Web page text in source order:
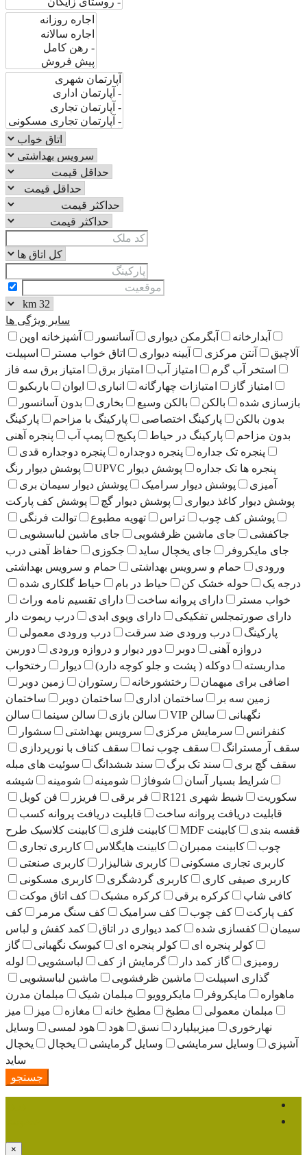
سایر ویژگی ها
آبدارخانه
آبگرمکن دیواری آسانسور
آشپزخانه اوپن
آلاچیق
آنتن مرکزی آیینه دیواری اتاق خواب مستر
اسپیلت
استخر آب گرم
امتیاز آب امتیاز برق
امتیاز برق سه فاز
امتیاز گاز
امتیازات چهارگانه انباری ایوان
باربکیو
بازسازی شده
بالکن بالکن وسیع بخاری
بدون آسانسور
بدون بالکن
پارکینگ اختصاصی پارکینگ با مزاحم
پارکینگ
بدون مزاحم
پارکینگ در حیاط پکیج پمپ آب
پنجره آهنی
پنجره تک جداره
پنجره دوجداره
پنجره دوجداره قدی
پنجره ها تک جداره
پوشش دیوار UPVC
پوشش دیوار رنگ
آمیزی
پوشش دیوار سرامیک
پوشش دیوار سیمان بری
پوشش دیوار کاغذ دیواری
پوشش دیوار گچ
پوشش کف پارکت
پوشش کف چوب
تراس تهویه مطبوع
توالت فرنگی
جاکفشی
جای ماشین ظرفشویی
جای ماشین لباسشویی
جای مایکروفر
جای یخچال ساید جکوزی
حفاظ آهنی درب
ورودی
حمام و سرویس بهداشتی
حمام و سرویس بهداشتی
درجه یک
حوله خشک کن حیاط در بام
حیاط گلکاری شده
خواب مستر
دارای پروانه ساخت
دارای تقسیم نامه وراث
دارای صورتمجلس تفکیکی
دارای ویوی ابدی
درب ریموت دار
پارکینگ
درب ورودی ضد سرقت
درب ورودی معمولی
دروازه آهنی
دوبر دور دیوار و دروازه ورودی
دوربین
مداربسته
دوکله ( پشت و جلو کوچه دارد) دیوار
رختخواب
اضافی برای میهمان
رختشورخانه رستوران
زمین دوبر
زمین سه بر
ساختمان اداری ساختمان دوبر
ساختمان
نگهبانی
سالن VIP سالن بازی سالن سینما
سالن
کنفرانس
سرمایش مرکزی سرویس بهداشتی
سشوار
سقف آرمسترانگ
سقف چوب نما
سقف کناف با نورپردازی
سقف گچ بری
سند تک برگ سند ششدانگ
سوئیت های مبله
شرایط بسیار آسان
شوفاژ شومینه شومینه
شیشه
سکوریت
شیط شهری R121 فر برقی فریزر
فن کویل
قابلیت دریافت پروانه ساخت
قابلیت دریافت پروانه کسب
قفسه بندی
کابینت MDF کابینت فلزی
کابینت کلاسیک طرح
چوب
کابینت ممبران کابینت هایگلاس
کاربری تجاری
کاربری تجاری مسکونی
کاربری شالیزار
کاربری صنعتی
کاربری صیفی کاری
کاربری گردشگری
کاربری مسکونی
کافی شاپ
کرکره برقی کرکره مشبک
کف اتاق موکت
کف پارکت
کف چوب کف سرامیک کف سنگ مرمر
کف
سیمان
کفسازی شده کمد دیواری در اتاق
کمد کفش و لباس
کولر پنجره ای
کولر پنجره ای کیوسک نگهبانی
گاز
رومیزی
گاز کمد دار گرمایش از کف لباسشویی
لوله
گذاری اسپیلت
ماشین ظرفشویی
ماشین لباسشویی
ماهواره
مایکروفر مایکروویو مبلمان شیک
مبلمان مدرن
مبلمان معمولی
مطبخ مطبخ خانه مغازه میز
میز
نهارخوری
میزبیلیارد نسق هود هود لمسی
وسایل
آشپزی
وسایل سرمایشی وسایل گرمایشی یخچال
یخچال
ساید
جستجو
×